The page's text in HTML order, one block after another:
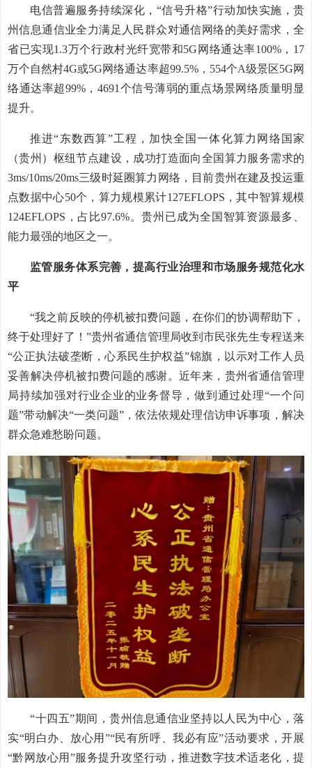
电信普遍服务持续深化，“信号升格”行动加快实施，贵
州信息通信业全力满足人民群众对通信网络的美好需求，全
省已实现1.3万个行政村光纤宽带和5G网络通达率100%，17
万个自然村4G或5G网络通达率超99.5%，554个A级景区5G网
络通达率超99%，4691个信号薄弱的重点场景网络质量明显
提升。
推进“东数西算”工程，加快全国一体化算力网络国家
（贵州）枢纽节点建设，成功打造面向全国算力服务需求的
3ms/10ms/20ms三级时延圈算力网络，目前贵州在建及投运重
点数据中心50个，算力规模累计127EFLOPS，其中智算规模
124EFLOPS，占比97.6%。贵州已成为全国智算资源最多、
能力最强的地区之一。
监管服务体系完善，提高行业治理和市场服务规范化水
平
“我之前反映的停机被扣费问题，在你们的协调帮助下，
终于处理好了！”贵州省通信管理局收到市民张先生专程送来
“公正执法破垄断，心系民生护权益”锦旗，以示对工作人员
妥善解决停机被扣费问题的感谢。近年来，贵州省通信管理
局持续加强对行业企业的业务督导，做到通过处理“一个问
题”带动解决“一类问题”，依法依规处理信访申诉事项，解决
群众急难愁盼问题。
“十四五”期间，贵州信息通信业坚持以人民为中心，落
实“明白办、放心用”“民有所呼、我必有应”活动要求，开展
“黔网放心用”服务提升攻坚行动，推进数字技术适老化，提